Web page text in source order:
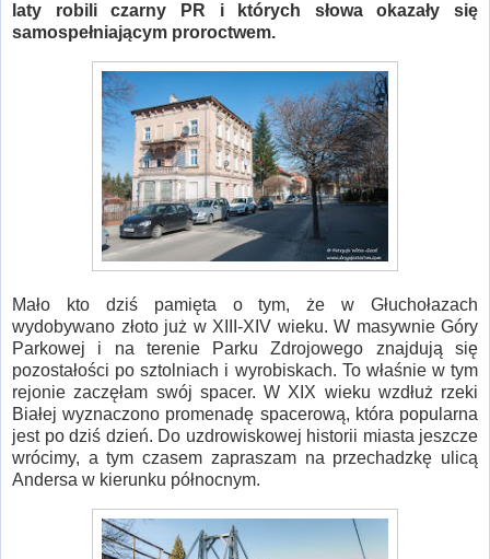
laty robili czarny PR i których słowa okazały się
samospełniającym proroctwem.
Mało kto dziś pamięta o tym, że w Głuchołazach
wydobywano złoto już w XIII-XIV wieku. W masywnie Góry
Parkowej i na terenie Parku Zdrojowego znajdują się
pozostałości po sztolniach i wyrobiskach. To właśnie w tym
rejonie zaczęłam swój spacer. W XIX wieku wzdłuż rzeki
Białej wyznaczono promenadę spacerową, która popularna
jest po dziś dzień. Do uzdrowiskowej historii miasta jeszcze
wrócimy, a tym czasem zapraszam na przechadzkę ulicą
Andersa w kierunku północnym.